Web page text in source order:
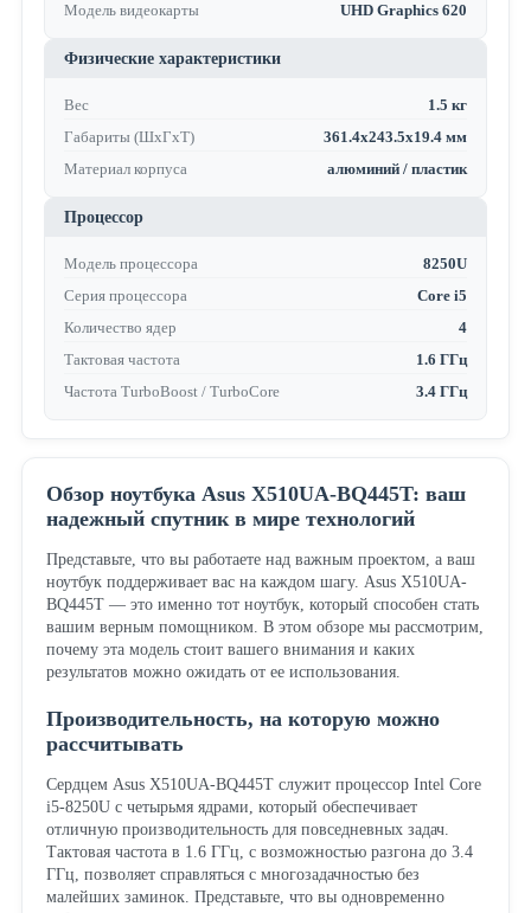
Модель видеокарты
UHD Graphics 620
Физические характеристики
Вес
1.5 кг
Габариты (ШхГхТ)
361.4x243.5x19.4 мм
Материал корпуса
алюминий / пластик
Процессор
Модель процессора
8250U
Серия процессора
Core i5
Количество ядер
4
Тактовая частота
1.6 ГГц
Частота TurboBoost / TurboCore
3.4 ГГц
Обзор ноутбука Asus X510UA-BQ445T: ваш
надежный спутник в мире технологий
Представьте, что вы работаете над важным проектом, а ваш
ноутбук поддерживает вас на каждом шагу. Asus X510UA-
BQ445T — это именно тот ноутбук, который способен стать
вашим верным помощником. В этом обзоре мы рассмотрим,
почему эта модель стоит вашего внимания и каких
результатов можно ожидать от ее использования.
Производительность, на которую можно
рассчитывать
Сердцем Asus X510UA-BQ445T служит процессор Intel Core
i5-8250U с четырьмя ядрами, который обеспечивает
отличную производительность для повседневных задач.
Тактовая частота в 1.6 ГГц, с возможностью разгона до 3.4
ГГц, позволяет справляться с многозадачностью без
малейших заминок. Представьте, что вы одновременно